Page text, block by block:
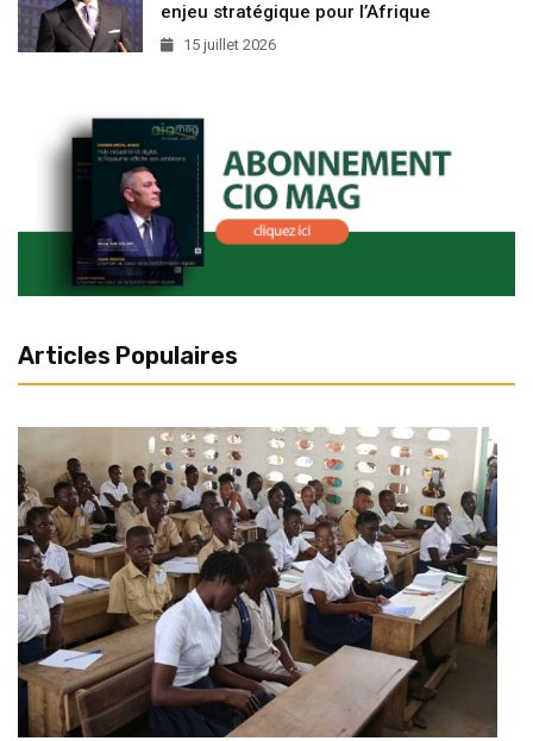
enjeu stratégique pour l’Afrique
15 juillet 2026
Articles Populaires